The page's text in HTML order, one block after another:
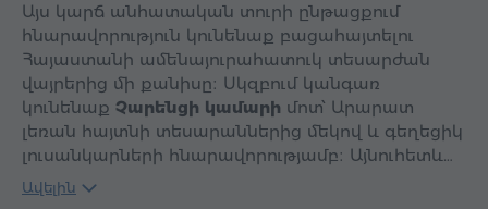
Այս կարճ անհատական տուրի ընթացքում
հնարավորություն կունենաք բացահայտելու
Հայաստանի ամենայուրահատուկ տեսարժան
վայրերից մի քանիսը։ Սկզբում կանգառ
կունենաք Չարենցի կամարի մոտ՝ Արարատ
լեռան հայտնի տեսարաններից մեկով և գեղեցիկ
լուսանկարների հնարավորությամբ։ Այնուհետև…
Ավելին